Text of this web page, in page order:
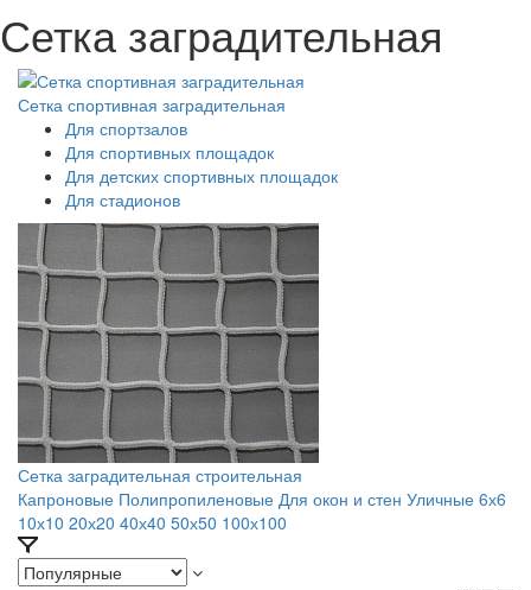
Сетка заградительная
Сетка спортивная заградительная
Для спортзалов
Для спортивных площадок
Для детских спортивных площадок
Для стадионов
Сетка заградительная строительная
Капроновые Полипропиленовые Для окон и стен Уличные 6х6
10х10 20х20 40х40 50х50 100х100